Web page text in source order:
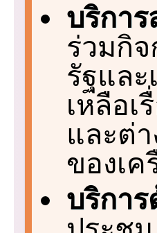
บริกา
ร่วมกิ
รัฐแล
เหลือ
และต่
ของเ
บริกา